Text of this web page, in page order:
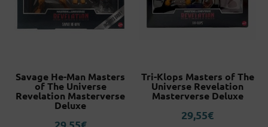
Savage He-Man Masters
of The Universe
Revelation Masterverse
Deluxe
29,55€
Tri-Klops Masters of The
Universe Revelation
Masterverse Deluxe
29,55€